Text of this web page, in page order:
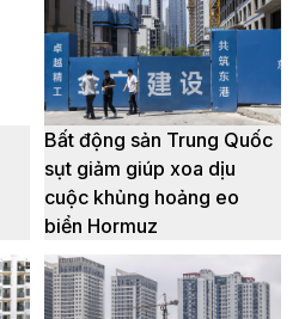
Bất động sản Trung Quốc
sụt giảm giúp xoa dịu
cuộc khủng hoảng eo
biển Hormuz